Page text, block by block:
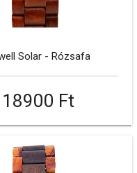
Solar - Rózsafa
18900 Ft